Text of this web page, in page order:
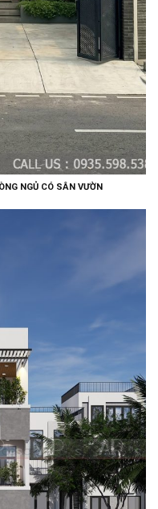
NGỦ CÓ SÂN VƯỜN